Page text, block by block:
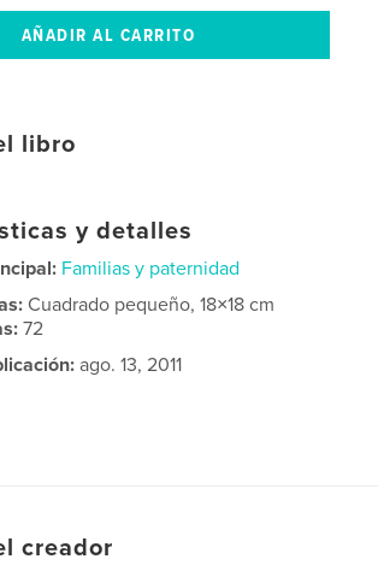
libro
y detalles
Familias y paternidad
Cuadrado pequeño, 18×18 cm
72
ago. 13, 2011
creador